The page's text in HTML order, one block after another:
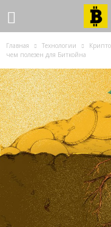
Главная Технологии
чем полезен для Биткойна